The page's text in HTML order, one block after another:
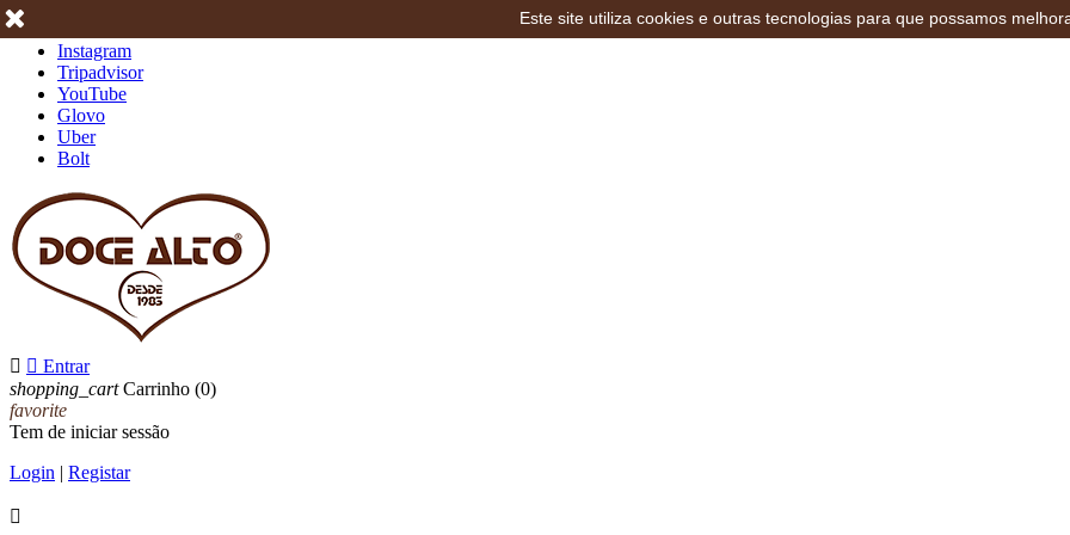
Instagram
Tripadvisor
YouTube
Glovo
Uber
Bolt
  Entrar
shopping_cart Carrinho (0)
favorite
Tem de iniciar sessão
Login | Registar

Este site utiliza cookies e outras tecnologias para que possamos